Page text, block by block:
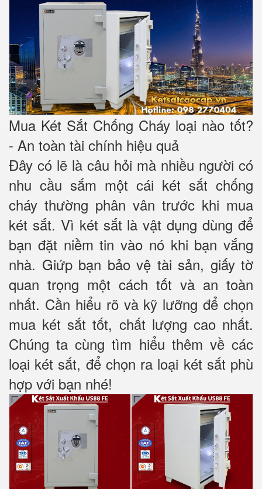
Mua Két Sắt Chống Cháy loại nào tốt?
- An toàn tài chính hiệu quả
Đây có lẽ là câu hỏi mà nhiều người có
nhu cầu sắm một cái két sắt chống
cháy thường phân vân trước khi mua
két sắt. Vì két sắt là vật dụng dùng để
bạn đặt niềm tin vào nó khi bạn vắng
nhà. Giứp bạn bảo vệ tài sản, giấy tờ
quan trọng một cách tốt và an toàn
nhất. Cần hiểu rõ và kỹ lưỡng để chọn
mua két sắt tốt, chất lượng cao nhất.
Chúng ta cùng tìm hiểu thêm về các
loại két sắt, để chọn ra loại két sắt phù
hợp với bạn nhé!